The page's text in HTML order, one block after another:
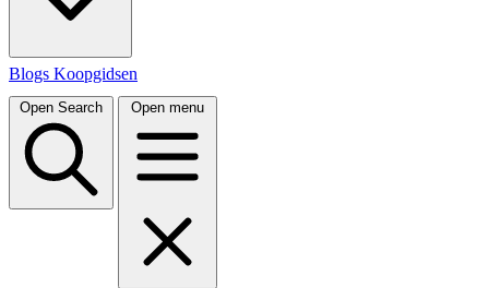
Blogs Koopgidsen
Open Search Open menu